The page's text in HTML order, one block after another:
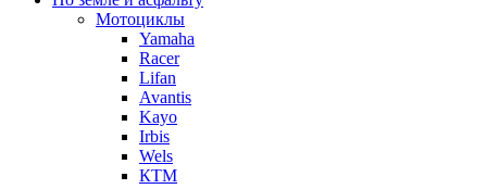
Мотоциклы
Yamaha
Racer
Lifan
Avantis
Kayo
Irbis
Wels
КТМ